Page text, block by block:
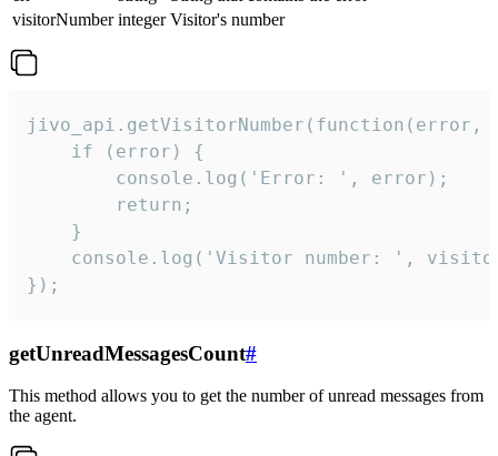
visitorNumber integer Visitor's number
jivo_api.getVisitorNumber(function(error,
    if (error) {
        console.log('Error: ', error);
        return;
    }
console.log('Visitor number: ',
});
getUnreadMessagesCount#
This method allows you to get the number of unread messages from
the agent.